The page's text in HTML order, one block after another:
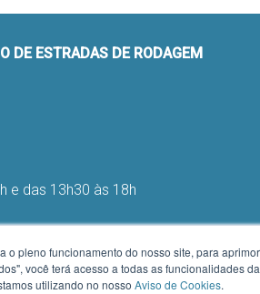
DE ESTRADAS DE RODAGEM
e das 13h30 às 18h
às 12h e das 13h às 16h
o pleno funcionamento do nosso site, para
você terá acesso a todas as funcionalidades
utilizando no nosso Aviso de Cookies.